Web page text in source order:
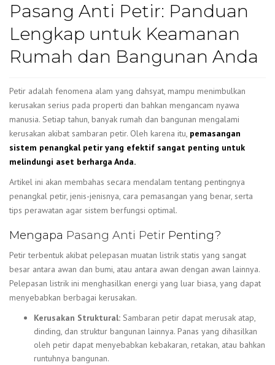
Pasang Anti Petir: Panduan
Lengkap untuk Keamanan
Rumah dan Bangunan Anda
Petir adalah fenomena alam yang dahsyat, mampu menimbulkan
kerusakan serius pada properti dan bahkan mengancam nyawa
manusia. Setiap tahun, banyak rumah dan bangunan mengalami
kerusakan akibat sambaran petir. Oleh karena itu, pemasangan
sistem penangkal petir yang efektif sangat penting untuk
melindungi aset berharga Anda.
Artikel ini akan membahas secara mendalam tentang pentingnya
penangkal petir, jenis-jenisnya, cara pemasangan yang benar, serta
tips perawatan agar sistem berfungsi optimal.
Mengapa Pasang Anti Petir Penting?
Petir terbentuk akibat pelepasan muatan listrik statis yang sangat
besar antara awan dan bumi, atau antara awan dengan awan lainnya.
Pelepasan listrik ini menghasilkan energi yang luar biasa, yang dapat
menyebabkan berbagai kerusakan.
Kerusakan Struktural: Sambaran petir dapat merusak atap,
dinding, dan struktur bangunan lainnya. Panas yang dihasilkan
oleh petir dapat menyebabkan kebakaran, retakan, atau bahkan
runtuhnya bangunan.